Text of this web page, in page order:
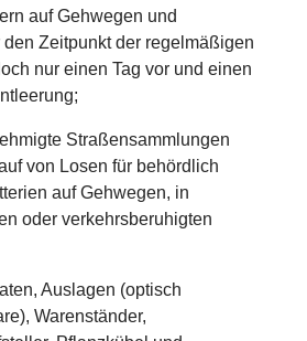
auf Gehwegen und
den Zeitpunkt der regelmäßigen
nur einen Tag vor und einen
Straßensammlungen
von Losen für behördlich
auf Gehwegen, in
oder verkehrsberuhigten
Auslagen (optisch
Warenständer,